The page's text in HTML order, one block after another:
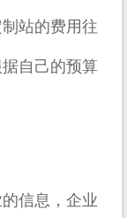
站的费用往
自己的预算
信息，企业